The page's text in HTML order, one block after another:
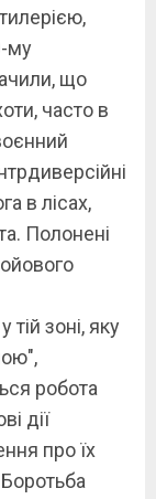
му
що
часто в
в лісах,
Полонені
зоні, яку
робота
дії
про їх